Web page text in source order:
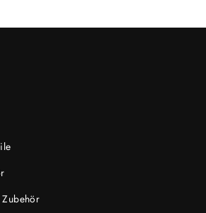
Zubehör